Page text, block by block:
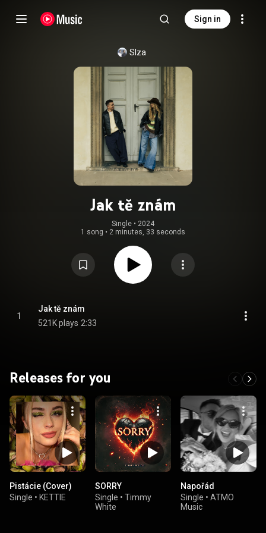
Sign in
Slza
Jak tě znám
Single • 2024
1 song • 2 minutes, 33 seconds
1
Jak tě znám
521K plays 2:33
Releases for you
Pistácie (Cover)
Single • KETTIE
SORRY
Single • Timmy
White
Napořád
Single • ATMO
Music